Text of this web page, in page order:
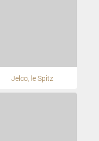
Jelco, le Spitz